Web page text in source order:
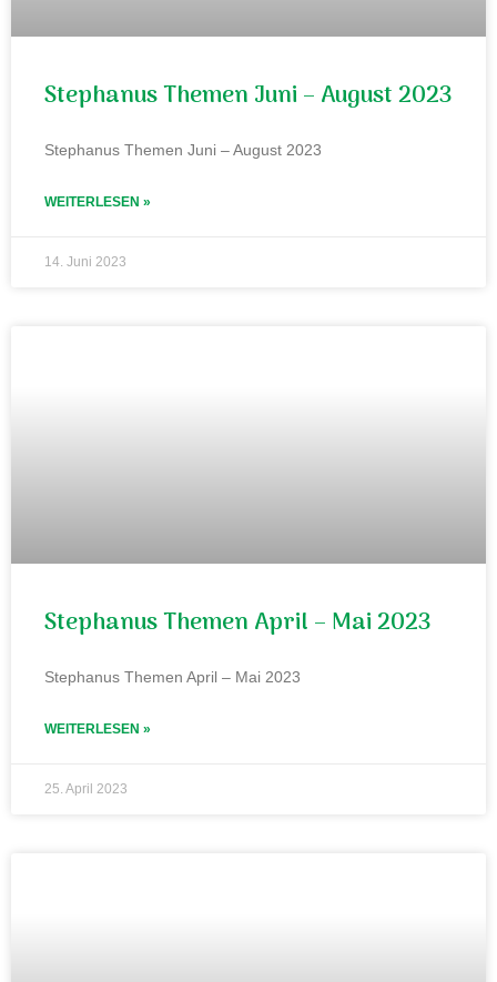
Stephanus Themen Juni – August 2023
Stephanus Themen Juni – August 2023
WEITERLESEN »
14. Juni 2023
Stephanus Themen April – Mai 2023
Stephanus Themen April – Mai 2023
WEITERLESEN »
25. April 2023